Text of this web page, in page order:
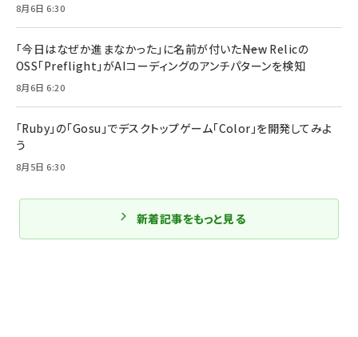
8月6日 6:30
「今日はなぜか進まなかった」に名前が付いた――New Relicの
OSS「Preflight」がAIコーディングのアンチパターンを検知
8月6日 6:20
「Ruby」の「Gosu」でデスクトップゲーム「Color」を開発してみよ
う
8月5日 6:30
新着記事をもっと見る